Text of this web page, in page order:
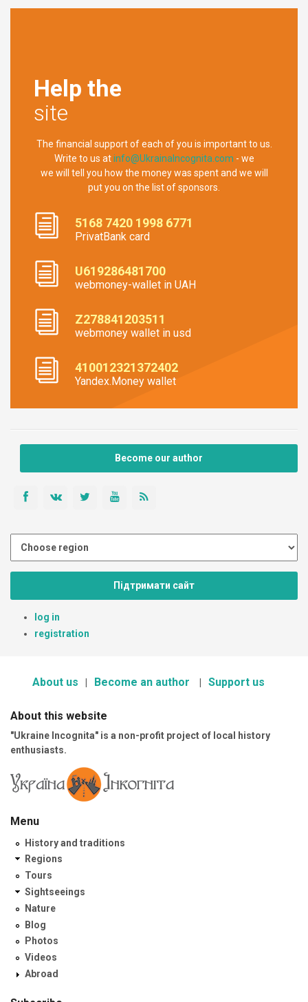
Help the
site
The financial support of each of you is important to us.
Write to us atinfo@UkrainaIncognita.com - we
we will tell you how the money was spent and we will
put you on the list of sponsors.
5168 7420 1998 6771
PrivatBank card
U619286481700
webmoney-wallet in UAH
Z278841203511
webmoney wallet in usd
410012321372402
Yandex.Money wallet
Become our author
Підтримати сайт
log in
registration
About us Become an author Support us
About this website
"Ukraine Incognita" is a non-profit project of local history
enthusiasts.
Menu
History and traditions
Regions
Tours
Sightseeings
Nature
Blog
Photos
Videos
Abroad